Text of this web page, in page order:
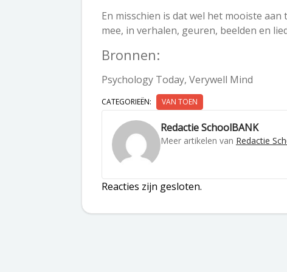
En misschien is dat wel het mooiste
mee, in verhalen, geuren, beelden en
Bronnen:
Psychology Today, Verywell Mind
CATEGORIEËN: VAN TOEN
Redactie SchoolBANK
Meer artikelen van Redactie
Reacties zijn gesloten.